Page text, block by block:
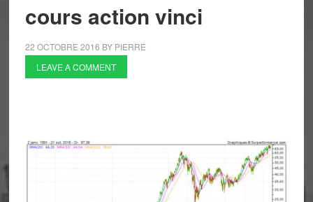
cours action vinci
22 OCTOBRE 2016 BY PIERRE
LEAVE A COMMENT